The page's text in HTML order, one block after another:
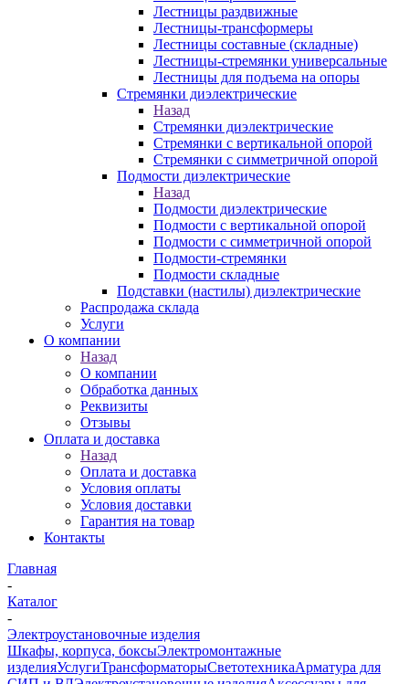
Лестницы раздвижные
Лестницы-трансформеры
Лестницы составные (складные)
Лестницы-стремянки универсальные
Лестницы для подъема на опоры
Стремянки диэлектрические
Назад
Стремянки диэлектрические
Стремянки с вертикальной опорой
Стремянки с симметричной опорой
Подмости диэлектрические
Назад
Подмости диэлектрические
Подмости с вертикальной опорой
Подмости с симметричной опорой
Подмости-стремянки
Подмости складные
Подставки (настилы) диэлектрические
Распродажа склада
Услуги
О компании
Назад
О компании
Обработка данных
Реквизиты
Отзывы
Оплата и доставка
Назад
Оплата и доставка
Условия оплаты
Условия доставки
Гарантия на товар
Контакты
Главная
-
Каталог
-
Электроустановочные изделия
Шкафы, корпуса, боксыЭлектромонтажные
изделияУслугиТрансформаторыСветотехникаАрматура для